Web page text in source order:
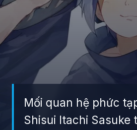
Mối quan hệ phức
Shisui Itachi Sasuke